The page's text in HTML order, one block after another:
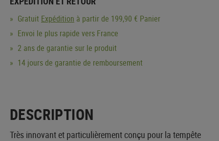
Gratuit Expédition à partir de 199,90 € Panier
Envoi le plus rapide vers France
2 ans de garantie sur le produit
14 jours de garantie de remboursement
DESCRIPTION
Très innovant et particulièrement conçu pour la tempête